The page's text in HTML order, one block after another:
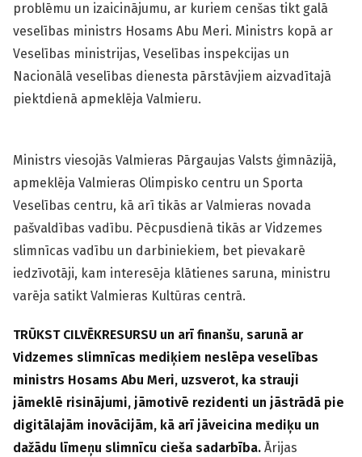
problēmu un izaicinājumu, ar kuriem cenšas tikt galā
veselības ministrs Hosams Abu Meri. Ministrs kopā ar
Veselības ministrijas, Veselības inspekcijas un
Nacionālā veselības dienesta pārstāvjiem aizvadītajā
piektdienā apmeklēja Valmieru.
Ministrs viesojās Valmieras Pārgaujas Valsts ģimnāzijā,
apmeklēja Valmieras Olimpisko centru un Sporta
Veselības centru, kā arī tikās ar Valmieras novada
pašvaldības vadību. Pēcpusdienā tikās ar Vidzemes
slimnīcas vadību un darbiniekiem, bet pievakarē
iedzīvotāji, kam interesēja klātienes saruna, ministru
varēja satikt Valmieras Kultūras centrā.
TRŪKST CILVĒKRESURSU un arī finanšu, sarunā ar
Vidzemes slimnīcas mediķiem neslēpa veselības
ministrs Hosams Abu Meri, uzsverot, ka strauji
jāmeklē risinājumi, jāmotivē rezidenti un jāstrādā pie
digitālajām inovācijām, kā arī jāveicina mediķu un
dažādu līmeņu slimnīcu cieša sadarbība. Ārijas